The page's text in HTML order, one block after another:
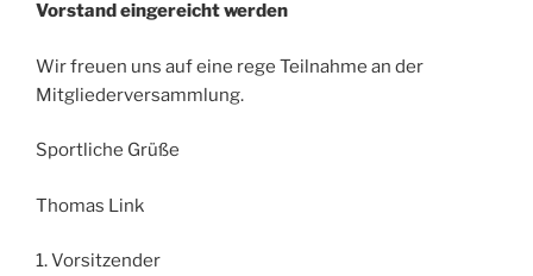
Vorstand eingereicht werden
Wir freuen uns auf eine rege Teilnahme an der
Mitgliederversammlung.
Sportliche Grüße
Thomas Link
1. Vorsitzender